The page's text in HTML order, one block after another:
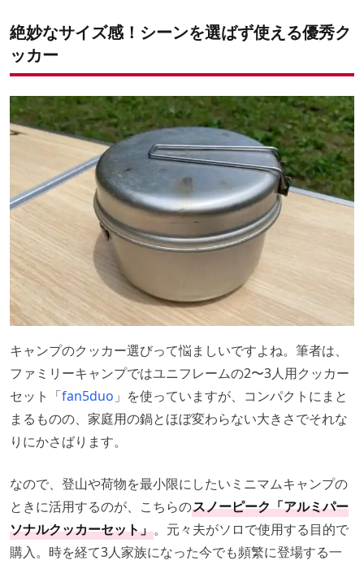
絶妙なサイズ感！シーンを選ばず使える優秀ク
ッカー
キャンプのクッカー選びって悩ましいですよね。筆者は、
ファミリーキャンプではユニフレームの2〜3人用クッカー
セット「fan5duo 」を使っていますが、コンパクトにまと
まるものの、家庭用の鍋とほぼ変わらない大きさでそれな
りにかさばります。
なので、登山や荷物を最小限にしたいミニマムキャンプの
ときに活用するのが、こちらのスノーピーク「アルミパー
ソナルクッカーセット」。元々夫がソロで使用する目的で
購入。時を経て3人家族になった今でも頻繁に登場する一